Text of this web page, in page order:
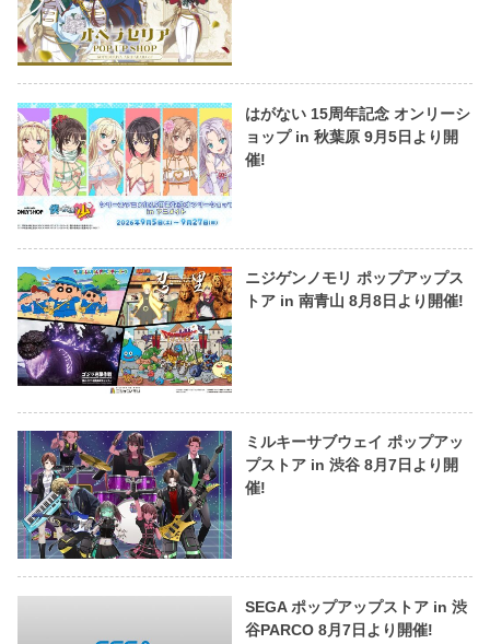
はがない 15周年記念 オンリーシ
ョップ in 秋葉原 9月5日より開
催!
ニジゲンノモリ ポップアップス
トア in 南青山 8月8日より開催!
ミルキーサブウェイ ポップアッ
プストア in 渋谷 8月7日より開
催!
SEGA ポップアップストア in 渋
谷PARCO 8月7日より開催!